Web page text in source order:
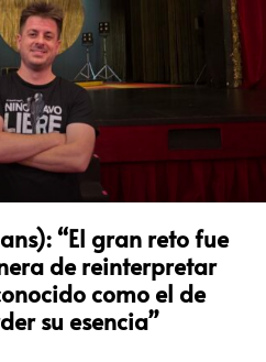
“El gran reto fue
de reinterpretar
como el de
su esencia”